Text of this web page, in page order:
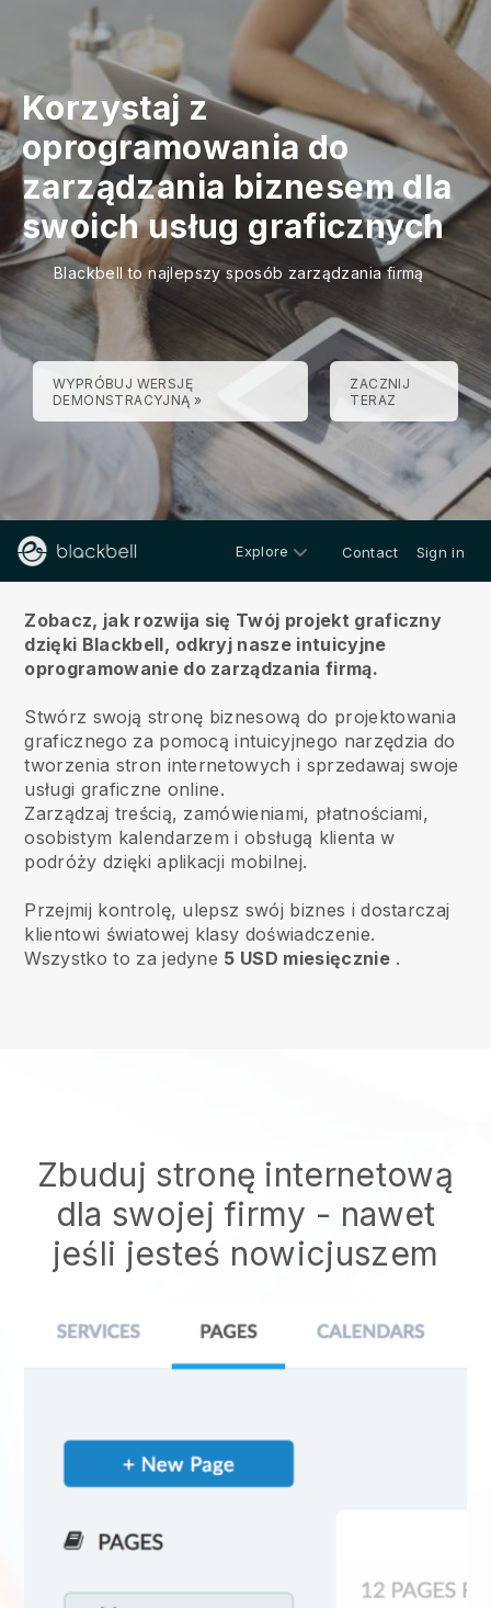
Korzystaj z
oprogramowania do
zarządzania biznesem dla
swoich usług graficznych
Blackbell to najlepszy sposób zarządzania firmą
WYPRÓBUJ WERSJĘ
DEMONSTRACYJNĄ »
ZACZNIJ
TERAZ
Explore Contact Sign in
Zobacz, jak rozwija się Twój projekt graficzny
dzięki Blackbell, odkryj nasze intuicyjne
oprogramowanie do zarządzania firmą.
Stwórz swoją stronę biznesową do projektowania
graficznego za pomocą intuicyjnego narzędzia do
tworzenia stron internetowych i sprzedawaj swoje
usługi graficzne online.
Zarządzaj treścią, zamówieniami, płatnościami,
osobistym kalendarzem i obsługą klienta w
podróży dzięki aplikacji mobilnej.
Przejmij kontrolę, ulepsz swój biznes i dostarczaj
klientowi światowej klasy doświadczenie.
Wszystko to za jedyne 5 USD miesięcznie.
Zbuduj stronę internetową
dla swojej firmy - nawet
jeśli jesteś nowicjuszem